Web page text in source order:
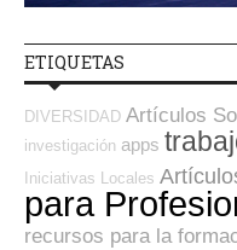
ETIQUETAS
DIVERSIDAD Artículos
investigación apps
Iniciativas Locales
para
recursos para la